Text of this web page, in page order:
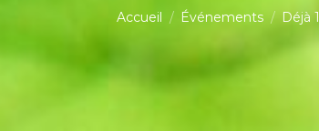
Vous êtes ici :
Accueil Événements Déjà